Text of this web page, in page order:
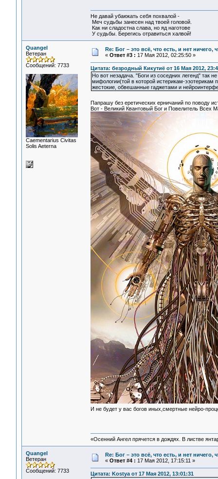
Не давай убаюкать себя похвалой -
Меч судьбы занесен над твоей головой.
Как ни сладостна слава, но яд наготове
У судьбы. Берегись отравиться халвой!
Quangel
Ветеран
Сообщений: 7733
Сaementarius Civitas
Solis Aeterna
Re: Бог – это всё, что есть, и нет
« Ответ #3 : 17 Мая 2012, 02:25:50 »
Цитата: безродный Кикутиё от 16 Мая 2012,
Но вот незадача. "Боги из соседних легенд" так
мифологии(той в которой истерикам-эзотерикам
жестокие, обвешанные гаджетами и
Папрашу без еретических ерничаний по поводу
Вот - Великий Квантовый Бог и Повелитель Всех
И не будет у вас богов иных,смертные нейро-
«Осенний Ангел прячется в дождях. В листве
Quangel
Ветеран
Сообщений: 7733
Re: Бог – это всё, что есть, и нет
« Ответ #4 : 17 Мая 2012, 17:15:11 »
Цитата: Kostya от 17 Мая 2012, 13:01:31